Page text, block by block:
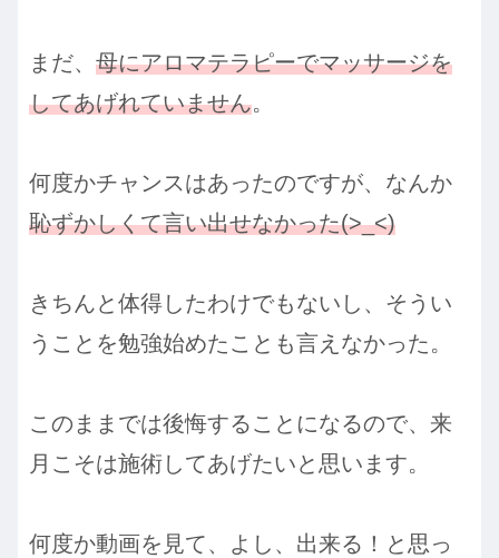
まだ、 母にアロマテラピーでマッサージを
してあげれていません。
何度かチャンスはあったのですが、なんか
恥ずかしくて言い出せなかった(>_<)
きちんと体得したわけでもないし、そうい
うことを勉強始めたことも言えなかった。
このままでは後悔することになるので、来
月こそは施術してあげたいと思います。
何度か動画を見て、よし、出来る！と思っ